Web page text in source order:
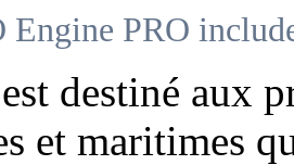
PRO
destiné aux
et maritimes